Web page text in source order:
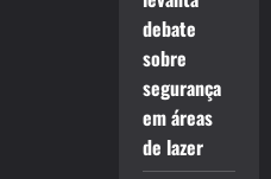
debate
sobre
segurança
em áreas
de lazer